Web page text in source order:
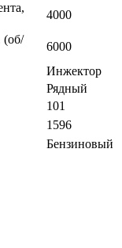
4000
(об/
6000
Инжектор
Рядный
101
1596
Бензиновый